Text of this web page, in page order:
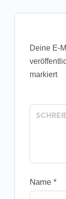
Deine E-
markiert
Name *